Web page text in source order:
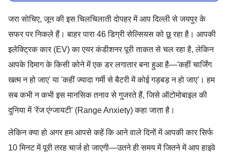
जरा सोचिए, जून की इस चिलचिलाती दोपहर में आप दिल्ली से जयपुर के
सफर पर निकले हैं। बाहर पारा 46 डिग्री सेल्सियस को छू रहा है। आपकी
इलेक्ट्रिक कार (EV) का एयर कंडीशनर पूरी ताकत से चल रहा है, लेकिन
आपके दिमाग के किसी कोने में एक डर लगातार बना हुआ है—'कहीं चार्जिंग
खत्म न हो जाए' या 'कहीं ज्यादा गर्मी से बैटरी में कोई गड़बड़ न हो जाए'। हम
सब कभी न कभी इस मानसिक तनाव से गुजरते हैं, जिसे ऑटोमोबाइल की
दुनिया में 'रेंज एंग्जायटी' (Range Anxiety) कहा जाता है।
लेकिन क्या हो अगर हम आपसे कहें कि आने वाले दिनों में आपकी कार सिर्फ
10 मिनट में पूरी तरह चार्ज हो जाएगी—उतने ही समय में जितने में आप हाइवे